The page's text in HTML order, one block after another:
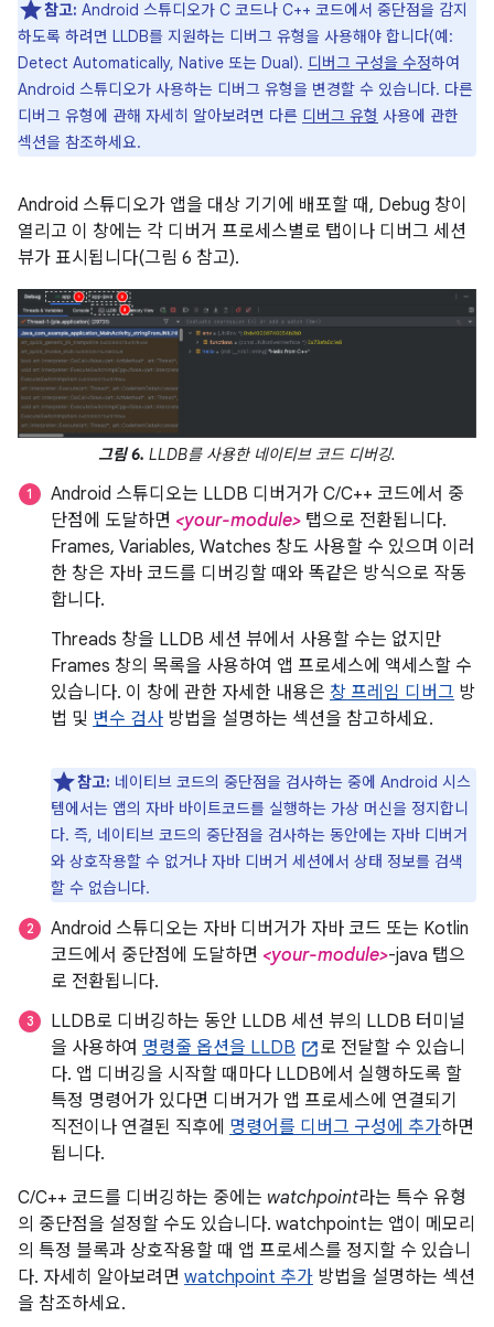
참고: Android 스튜디오가 C 코드나 C++ 코드에서 중단점을 감지
하도록 하려면 LLDB를 지원하는 디버그 유형을 사용해야 합니다(예:
Detect Automatically, Native 또는 Dual). 디버그 구성을 수정하여
Android 스튜디오가 사용하는 디버그 유형을 변경할 수 있습니다. 다른
디버그 유형에 관해 자세히 알아보려면 다른 디버그 유형 사용에 관한
섹션을 참조하세요.
Android 스튜디오가 앱을 대상 기기에 배포할 때, Debug 창이
열리고 이 창에는 각 디버거 프로세스별로 탭이나 디버그 세션
뷰가 표시됩니다(그림 6 참고).
그림 6. LLDB를 사용한 네이티브 코드 디버깅.
Android 스튜디오는 LLDB 디버거가 C/C++ 코드에서 중
단점에 도달하면 <your-module> 탭으로 전환됩니다.
Frames, Variables, Watches 창도 사용할 수 있으며 이러
한 창은 자바 코드를 디버깅할 때와 똑같은 방식으로 작동
합니다.
Threads 창을 LLDB 세션 뷰에서 사용할 수는 없지만
Frames 창의 목록을 사용하여 앱 프로세스에 액세스할 수
있습니다. 이 창에 관한 자세한 내용은 창 프레임 디버그 방
법 및 변수 검사 방법을 설명하는 섹션을 참고하세요.
참고: 네이티브 코드의 중단점을 검사하는 중에 Android 시스
템에서는 앱의 자바 바이트코드를 실행하는 가상 머신을 정지합니
다. 즉, 네이티브 코드의 중단점을 검사하는 동안에는 자바 디버거
와 상호작용할 수 없거나 자바 디버거 세션에서 상태 정보를 검색
할 수 없습니다.
Android 스튜디오는 자바 디버거가 자바 코드 또는 Kotlin
코드에서 중단점에 도달하면 <your-module>-java 탭으
로 전환됩니다.
LLDB로 디버깅하는 동안 LLDB 세션 뷰의 LLDB 터미널
을 사용하여 명령줄 옵션을 LLDB
로 전달할 수 있습니
다. 앱 디버깅을 시작할 때마다 LLDB에서 실행하도록 할
특정 명령어가 있다면 디버거가 앱 프로세스에 연결되기
직전이나 연결된 직후에 명령어를 디버그 구성에 추가하면
됩니다.
C/C++ 코드를 디버깅하는 중에는 watchpoint라는 특수 유형
의 중단점을 설정할 수도 있습니다. watchpoint는 앱이 메모리
의 특정 블록과 상호작용할 때 앱 프로세스를 정지할 수 있습니
다. 자세히 알아보려면 watchpoint 추가 방법을 설명하는 섹션
을 참조하세요.